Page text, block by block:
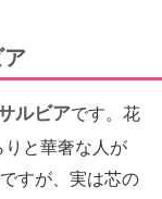
ルビアです。花
りと華奢な人が
すが、実は芯の